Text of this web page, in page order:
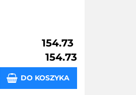
154.73
154.73
DO KOSZYKA